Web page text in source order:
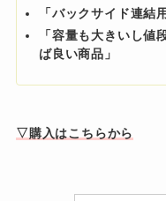
「バックサイド連結
「容量も大きいし値
ば良い商品」
▽購入はこちらから